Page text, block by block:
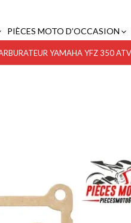
PIÈCES MOTO D’OCCASION
YAMAHA YFZ 350